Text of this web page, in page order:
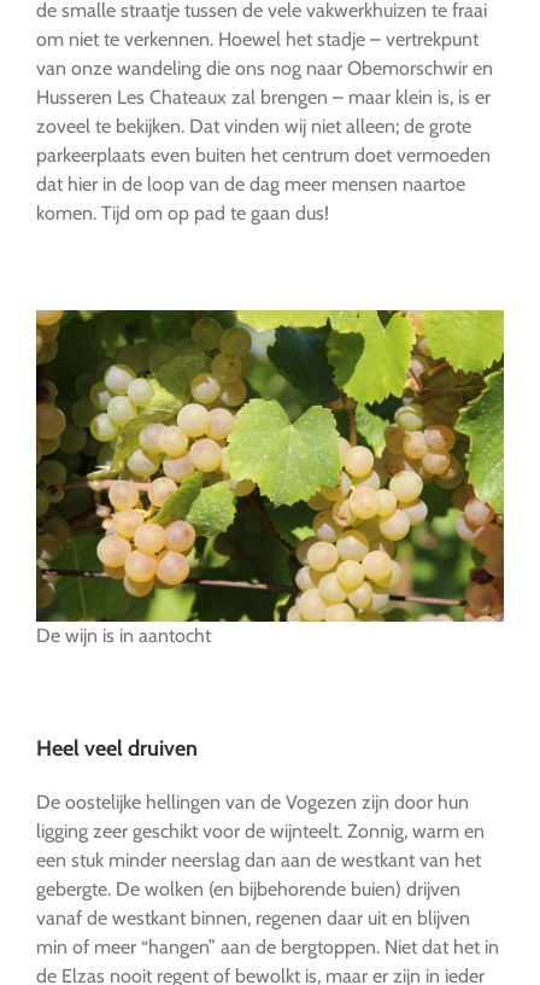
de smalle straatje tussen de vele vakwerkhuizen te fraai
om niet te verkennen. Hoewel het stadje – vertrekpunt
van onze wandeling die ons nog naar Obemorschwir en
Husseren Les Chateaux zal brengen – maar klein is, is er
zoveel te bekijken. Dat vinden wij niet alleen; de grote
parkeerplaats even buiten het centrum doet vermoeden
dat hier in de loop van de dag meer mensen naartoe
komen. Tijd om op pad te gaan dus!
De wijn is in aantocht
Heel veel druiven
De oostelijke hellingen van de Vogezen zijn door hun
ligging zeer geschikt voor de wijnteelt. Zonnig, warm en
een stuk minder neerslag dan aan de westkant van het
gebergte. De wolken (en bijbehorende buien) drijven
vanaf de westkant binnen, regenen daar uit en blijven
min of meer “hangen” aan de bergtoppen. Niet dat het in
de Elzas nooit regent of bewolkt is, maar er zijn in ieder